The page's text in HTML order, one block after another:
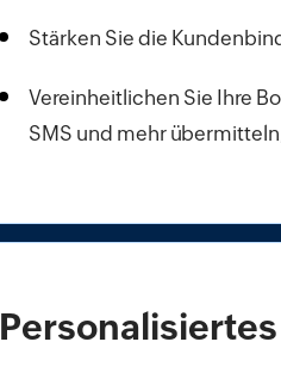
Stärken Sie die
Vereinheitlichen Sie Ihre
SMS und mehr